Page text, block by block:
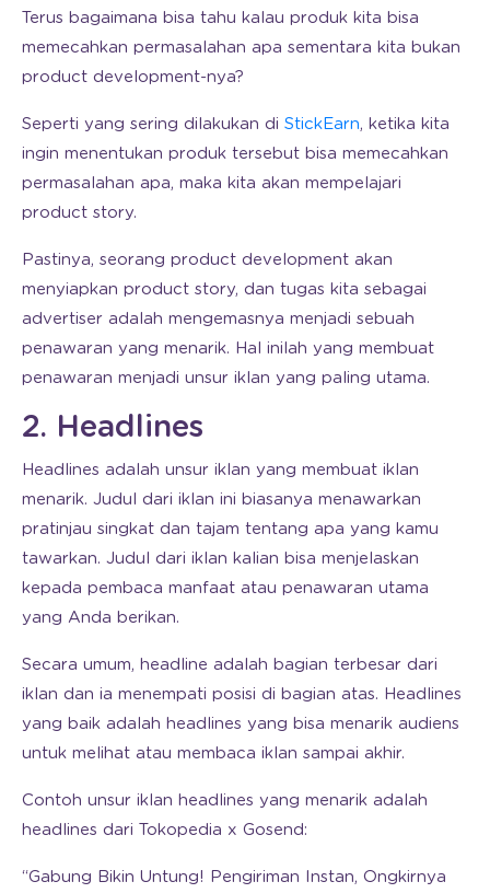
Terus bagaimana bisa tahu kalau produk kita bisa
memecahkan permasalahan apa sementara kita bukan
product development-nya?
Seperti yang sering dilakukan di StickEarn, ketika kita
ingin menentukan produk tersebut bisa memecahkan
permasalahan apa, maka kita akan mempelajari
product story.
Pastinya, seorang product development akan
menyiapkan product story, dan tugas kita sebagai
advertiser adalah mengemasnya menjadi sebuah
penawaran yang menarik. Hal inilah yang membuat
penawaran menjadi unsur iklan yang paling utama.
2. Headlines
Headlines adalah unsur iklan yang membuat iklan
menarik. Judul dari iklan ini biasanya menawarkan
pratinjau singkat dan tajam tentang apa yang kamu
tawarkan. Judul dari iklan kalian bisa menjelaskan
kepada pembaca manfaat atau penawaran utama
yang Anda berikan.
Secara umum, headline adalah bagian terbesar dari
iklan dan ia menempati posisi di bagian atas. Headlines
yang baik adalah headlines yang bisa menarik audiens
untuk melihat atau membaca iklan sampai akhir.
Contoh unsur iklan headlines yang menarik adalah
headlines dari Tokopedia x Gosend:
“Gabung Bikin Untung! Pengiriman Instan, Ongkirnya